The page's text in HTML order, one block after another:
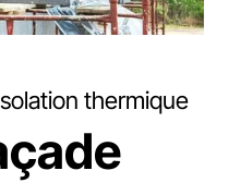
thermique